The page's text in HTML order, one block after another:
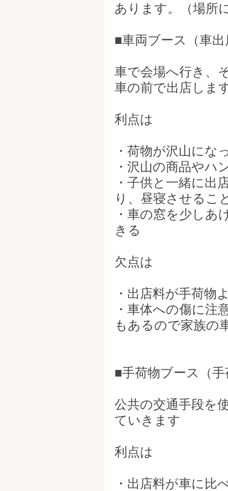
あります。（場所
■車両ブース（車出
車で会場へ行き、
車の前で出店しま
利点は
・荷物が沢山にな
・沢山の商品やハ
・子供と一緒に出
り、昼寝させるこ
・車の窓を少しあ
きる
欠点は
・出店料が手荷物
・車体への傷に注
もあるので家族の
■手荷物ブース（
公共の交通手段を
ていきます
利点は
・出店料が車に比